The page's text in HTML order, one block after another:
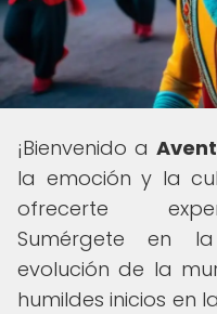
¡Bienvenido a
la emoción y la
ofrecerte
Sumérgete en
evolución de la
humildes inicios en